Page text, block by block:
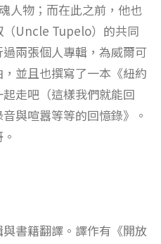
人物；而在此之前，他也
Uncle Tupelo）的共同
兩張個人專輯，為威爾可
並且也撰寫了一本《紐約
走吧（這樣我們就能回
與喧囂等等的回憶錄》。
書籍翻譯。譯作有《開放